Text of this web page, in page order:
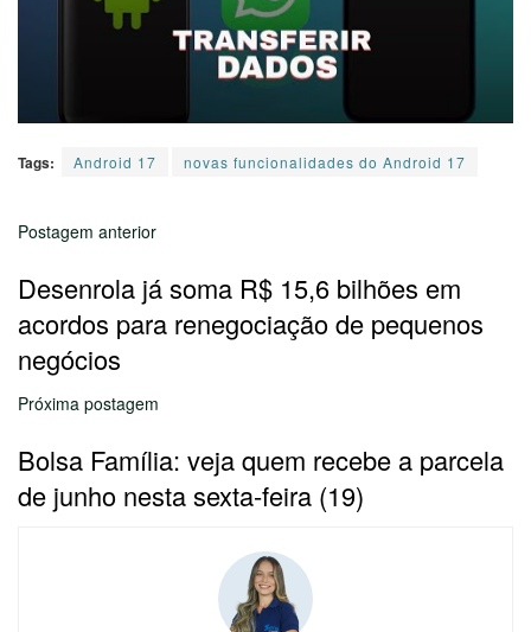
Tags: Android 17 novas funcionalidades do Android 17
Postagem anterior
Desenrola já soma R$ 15,6 bilhões em
acordos para renegociação de pequenos
negócios
Próxima postagem
Bolsa Família: veja quem recebe a parcela
de junho nesta sexta-feira (19)